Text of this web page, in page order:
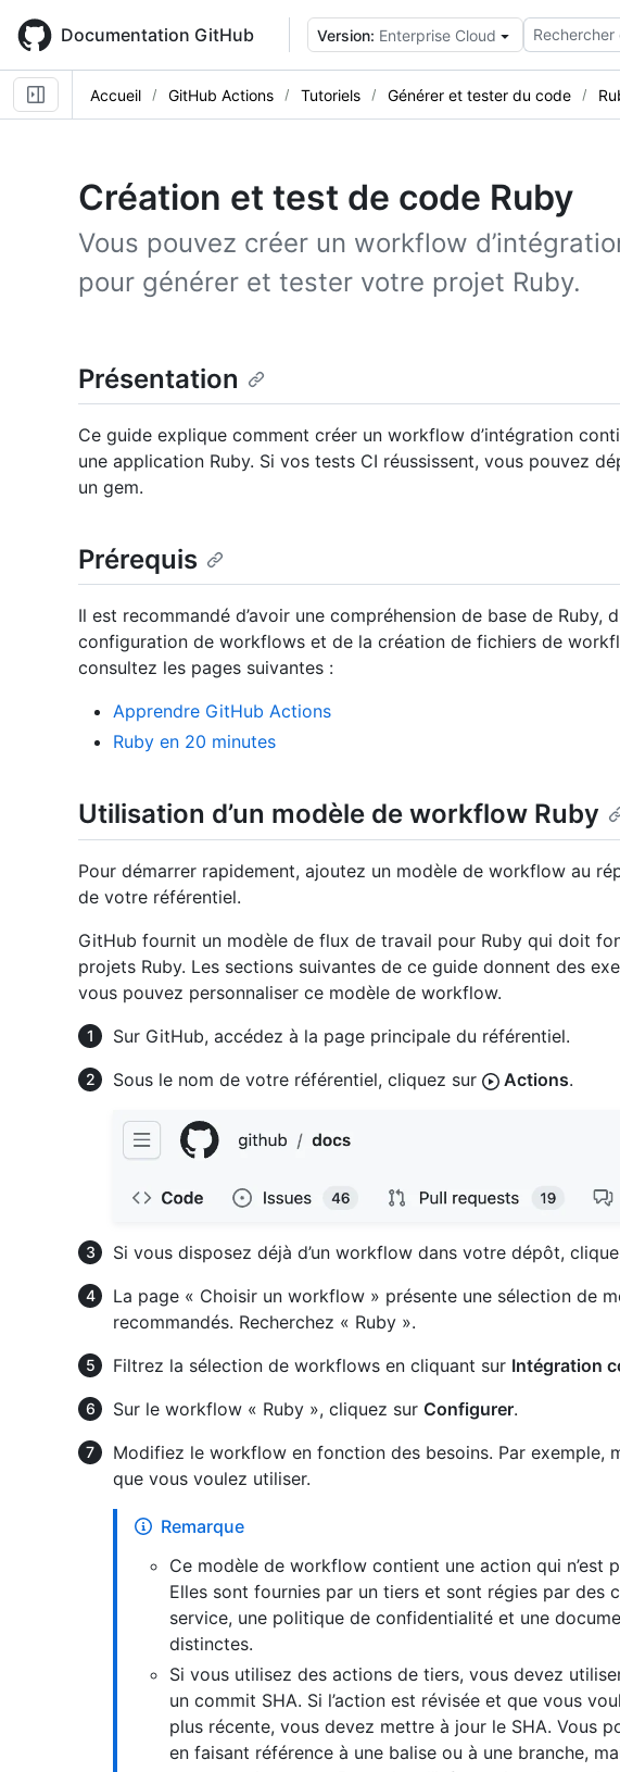
main
content
Documentation GitHub Version: Enterprise Cloud
Accueil GitHub Actions Tutoriels Générer et tester du code
Création et test de code Ruby
Vous pouvez créer un workflow
pour générer et tester votre projet Ruby.
Présentation
Ce guide explique comment créer un workflow d’intégration
une application Ruby. Si vos tests CI réussissent, vous pouvez
un gem.
Prérequis
Il est recommandé d’avoir une compréhension de base de Ruby,
configuration de workflows et de la création de fichiers de
consultez les pages suivantes :
Apprendre GitHub Actions
Ruby en 20 minutes
Utilisation d’un modèle de workflow Ruby
Pour démarrer rapidement, ajoutez un modèle de workflow au
de votre référentiel.
GitHub fournit un modèle de flux de travail pour Ruby qui doit
projets Ruby. Les sections suivantes de ce guide donnent des
vous pouvez personnaliser ce modèle de workflow.
Sur GitHub, accédez à la page principale du référentiel.
Sous le nom de votre référentiel, cliquez sur
Actions.
Si vous disposez déjà d’un workflow dans votre dépôt,
La page « Choisir un workflow » présente une sélection de
recommandés. Recherchez « Ruby ».
Filtrez la sélection de workflows en cliquant sur Intégration
Sur le workflow « Ruby », cliquez sur Configurer.
Modifiez le workflow en fonction des besoins. Par exemple,
que vous voulez utiliser.
Remarque
Ce modèle de workflow contient une action qui n’est
Elles sont fournies par un tiers et sont régies par des
service, une politique de confidentialité et une
distinctes.
Si vous utilisez des actions de tiers, vous devez
un commit SHA. Si l’action est révisée et que vous
plus récente, vous devez mettre à jour le SHA. Vous
en faisant référence à une balise ou à une branche,